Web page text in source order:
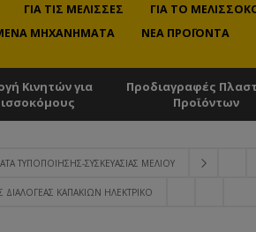
ΓΙΑ ΤΙΣ ΜΈΛΙΣΣΕΣ ΓΙΑ ΤΟ
ΜΗΧΑΝΉΜΑΤΑ ΝΈΑ ΠΡΟΪΌΝΤΑ
Κινητών για
Προδιαγραφές
Προϊόντων
ΤΥΠΟΠΟΊΗΣΗΣ-ΣΥΣΚΕΥΑΣΊΑΣ ΜΕΛΙΟΎ
ΔΙΑΛΟΓΈΑΣ ΚΑΠΑΚΙΏΝ ΗΛΕΚΤΡΙΚΌ